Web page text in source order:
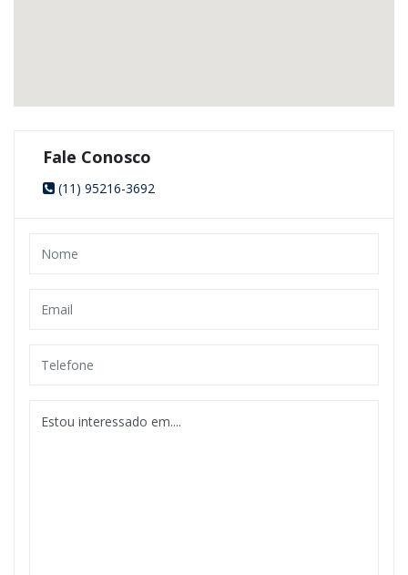
Fale Conosco
(11) 95216-3692